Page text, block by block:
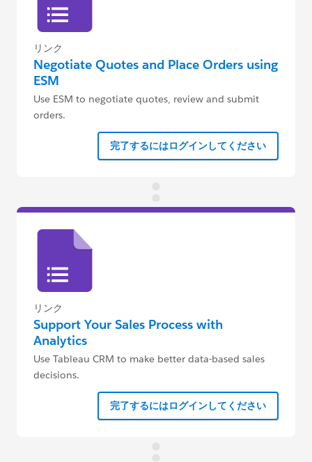
リンク
Negotiate Quotes and Place Orders using
ESM
Use ESM to negotiate quotes, review and submit
orders.
完了するにはログインしてください
リンク
Support Your Sales Process with
Analytics
Use Tableau CRM to make better data-based sales
decisions.
完了するにはログインしてください